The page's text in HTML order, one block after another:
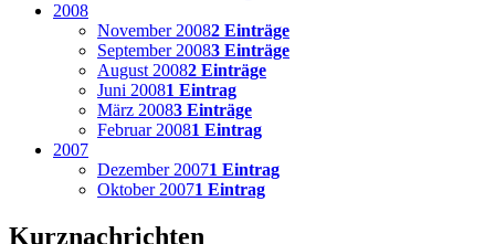
2008
November 20082 Einträge
September 20083 Einträge
August 20082 Einträge
Juni 20081 Eintrag
März 20083 Einträge
Februar 20081 Eintrag
2007
Dezember 20071 Eintrag
Oktober 20071 Eintrag
Kurznachrichten